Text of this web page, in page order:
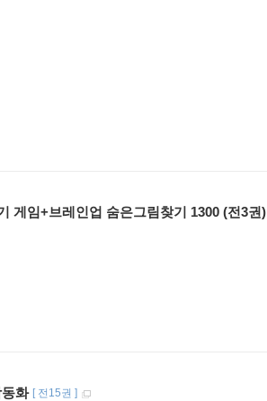
게임+브레인업 숨은그림찾기 1300 (전3권)
화 [ 전15권 ]